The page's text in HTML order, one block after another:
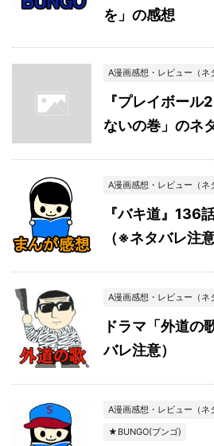
を」の感想
A漫画感想・レビュー（ネ
『プレイボー
ないの巻」のネ
A漫画感想・レビュー（ネ
『バキ道』136
（※ネタバレ注意
A漫画感想・レビュー（ネ
ドラマ「外道の
バレ注意）
A漫画感想・レビュー（ネ
★BUNGO(ブンゴ)